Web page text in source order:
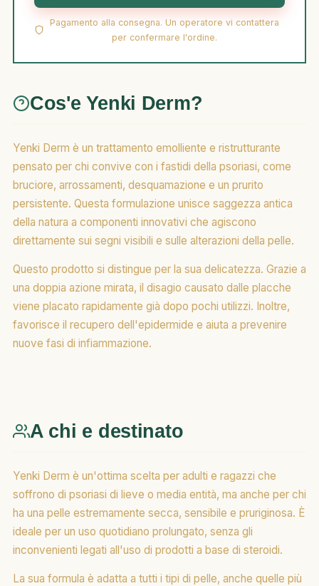
Pagamento alla consegna. Un operatore vi contattera
per confermare l'ordine.
Cos'e Yenki Derm?
Yenki Derm è un trattamento emolliente e ristrutturante
pensato per chi convive con i fastidi della psoriasi, come
bruciore, arrossamenti, desquamazione e un prurito
persistente. Questa formulazione unisce saggezza antica
della natura a componenti innovativi che agiscono
direttamente sui segni visibili e sulle alterazioni della pelle.
Questo prodotto si distingue per la sua delicatezza. Grazie a
una doppia azione mirata, il disagio causato dalle placche
viene placato rapidamente già dopo pochi utilizzi. Inoltre,
favorisce il recupero dell'epidermide e aiuta a prevenire
nuove fasi di infiammazione.
A chi e destinato
Yenki Derm è un'ottima scelta per adulti e ragazzi che
soffrono di psoriasi di lieve o media entità, ma anche per chi
ha una pelle estremamente secca, sensibile e pruriginosa. È
ideale per un uso quotidiano prolungato, senza gli
inconvenienti legati all'uso di prodotti a base di steroidi.
La sua formula è adatta a tutti i tipi di pelle, anche quelle più